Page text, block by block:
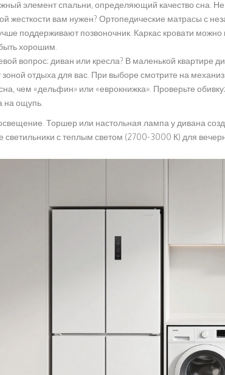
элемент спальни, определяющий качество сна .
жесткости вам нужен? Ортопедические матрасы с
поддерживают позвоночник. Каркас кровати
хорошим.
вопрос: диван или кресла? В маленькой квартире
зоной отдыха для вас. При выборе смотрите на
чем «дельфин» или «еврокнижка». Проверьте
на ощупь.
Торшер или настольная лампа у дивана
светильники с теплым светом (2700-3000 К) для